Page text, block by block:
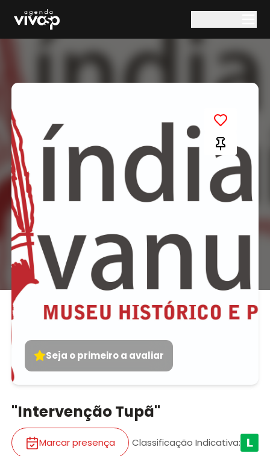
Seja o primeiro a avaliar
"Intervenção Tupã"
Marcar presença Classificação Indicativa: